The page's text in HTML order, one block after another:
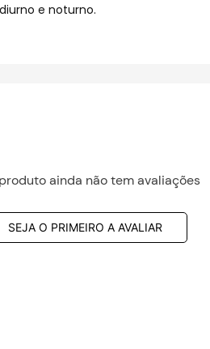
e noturno.
ainda não tem avaliações
SEJA O PRIMEIRO A AVALIAR